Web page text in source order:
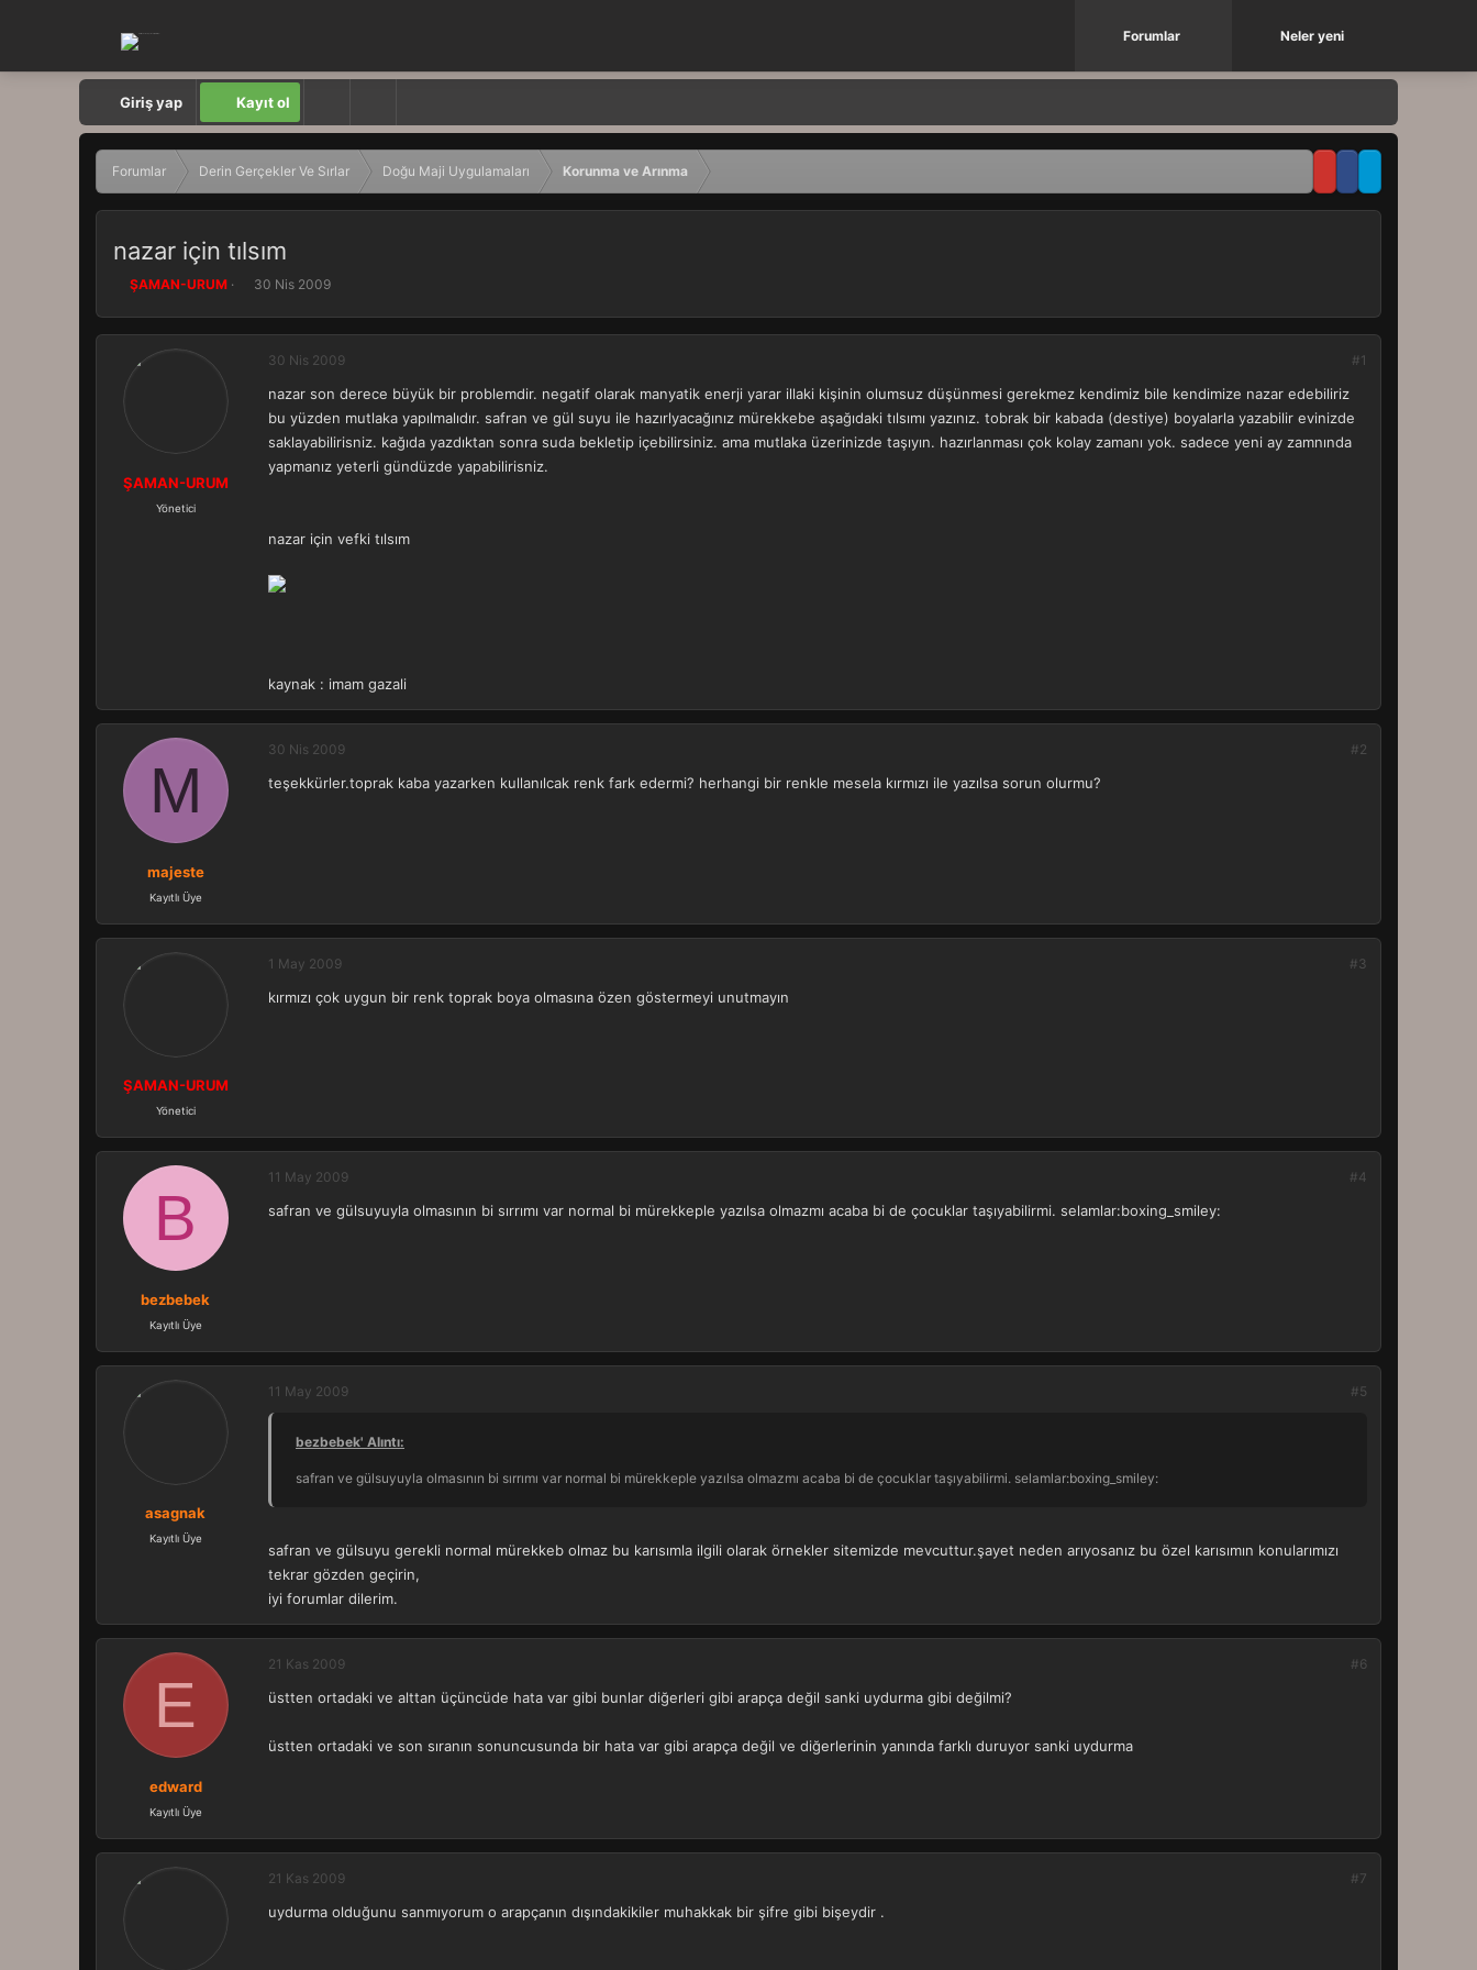
Forumlar Neler yeni
Giriş yap Kayıt ol
Forumlar Derin Gerçekler Ve Sırlar Doğu Maji Uygulamaları Korunma ve Arınma
nazar için tılsım
K
n
y
b
l
ŞAMAN-URUM
B
ş
30 Nis 2009
ŞAMAN-URUM
Yönetici
30 Nis 2009 #1
nazar son derece büyük bir problemdir. negatif olarak manyatik enerji yarar illaki kişinin olumsuz düşünmesi gerekmez kendimiz bile kendimize nazar edebiliriz
bu yüzden mutlaka yapılmalıdır. safran ve gül suyu ile hazırlyacağınız mürekkebe aşağıdaki tılsımı yazınız. tobrak bir kabada (destiye) boyalarla yazabilir evinizde
saklayabilirisniz. kağıda yazdıktan sonra suda bekletip içebilirsiniz. ama mutlaka üzerinizde taşıyın. hazırlanması çok kolay zamanı yok. sadece yeni ay zamnında
yapmanız yeterli gündüzde yapabilirisniz.
nazar için vefki tılsım
kaynak : imam gazali
M
majeste
Kayıtlı Üye
30 Nis 2009 #2
teşekkürler.toprak kaba yazarken kullanılcak renk fark edermi? herhangi bir renkle mesela kırmızı ile yazılsa sorun olurmu?
ŞAMAN-URUM
Yönetici
1 May 2009 #3
kırmızı çok uygun bir renk toprak boya olmasına özen göstermeyi unutmayın
B
bezbebek
Kayıtlı Üye
11 May 2009 #4
safran ve gülsuyuyla olmasının bi sırrımı var normal bi mürekkeple yazılsa olmazmı acaba bi de çocuklar taşıyabilirmi. selamlar:boxing_smiley:
asagnak
Kayıtlı Üye
11 May 2009 #5
bezbebek' Alıntı:
safran ve gülsuyuyla olmasının bi sırrımı var normal bi mürekkeple yazılsa olmazmı acaba bi de çocuklar taşıyabilirmi. selamlar:boxing_smiley:
safran ve gülsuyu gerekli normal mürekkeb olmaz bu karısımla ilgili olarak örnekler sitemizde mevcuttur.şayet neden arıyosanız bu özel karısımın konularımızı
tekrar gözden geçirin,
iyi forumlar dilerim.
E
edward
Kayıtlı Üye
21 Kas 2009 #6
üstten ortadaki ve alttan üçüncüde hata var gibi bunlar diğerleri gibi arapça değil sanki uydurma gibi değilmi?
üstten ortadaki ve son sıranın sonuncusunda bir hata var gibi arapça değil ve diğerlerinin yanında farklı duruyor sanki uydurma
21 Kas 2009 #7
uydurma olduğunu sanmıyorum o arapçanın dışındakikiler muhakkak bir şifre gibi bişeydir .